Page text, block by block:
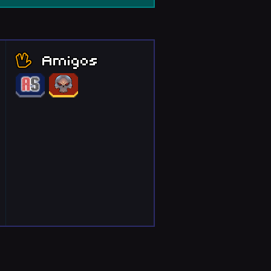
Amigos